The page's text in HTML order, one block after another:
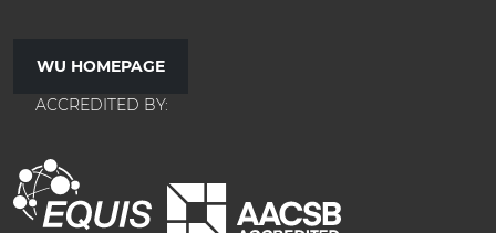
WU HOMEPAGE
ACCREDITED BY: